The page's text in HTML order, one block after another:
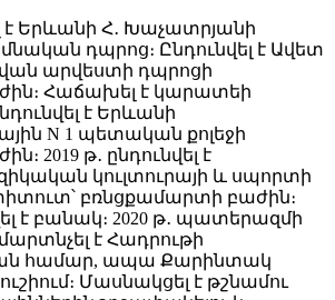
է Երևանի Հ․ Խաչատրյանի
դպրոց։ Ընդունվել է Ավետ
արվեստի դպրոցի
Հաճախել է կարատեի
է Երևանի
N 1 պետական քոլեջի
2019 թ․ ընդունվել է
կուլտուրայի և սպորտի
բռնցքամարտի բաժին։
է բանակ։ 2020 թ․ պատերազմի
է Հադրութի
համար, ապա Քարինտակ
Մասնակցել է թշնամու